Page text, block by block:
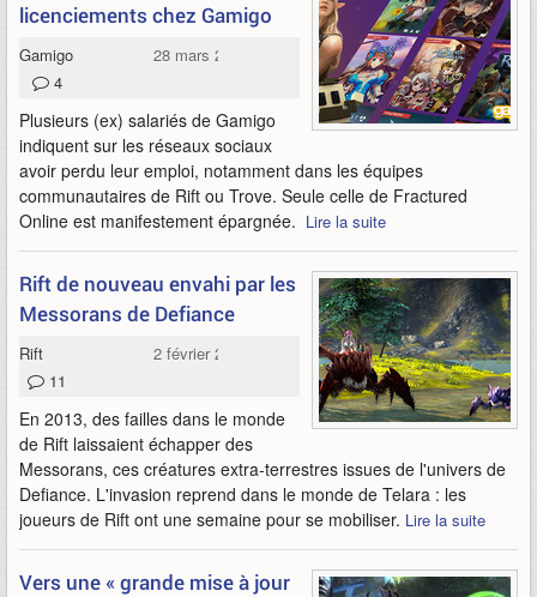
licenciements chez Gamigo
Gamigo
28 mars 2022
4
Plusieurs (ex) salariés de Gamigo
indiquent sur les réseaux sociaux
avoir perdu leur emploi, notamment dans les équipes
communautaires de Rift ou Trove. Seule celle de Fractured
Online est manifestement épargnée. Lire la suite
Rift de nouveau envahi par les
Messorans de Defiance
Rift
2 février 2022
11
En 2013, des failles dans le monde
de Rift laissaient échapper des
Messorans, ces créatures extra-terrestres issues de l'univers de
Defiance. L'invasion reprend dans le monde de Telara : les
joueurs de Rift ont une semaine pour se mobiliser. Lire la suite
Vers une « grande mise à jour